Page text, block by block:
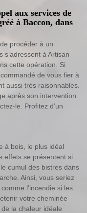
aux services de
à Baccon, dans
procéder à un
à Artisan
cette opération. Si
de vous fier à
aussi très raisonnables.
après son intervention.
le. Profitez d’un
à bois, le plus idéal
effets se présentent si
cumul des bistres dans
Ainsi, vous seriez
l’incendie si les
votre cheminée
la chaleur idéale